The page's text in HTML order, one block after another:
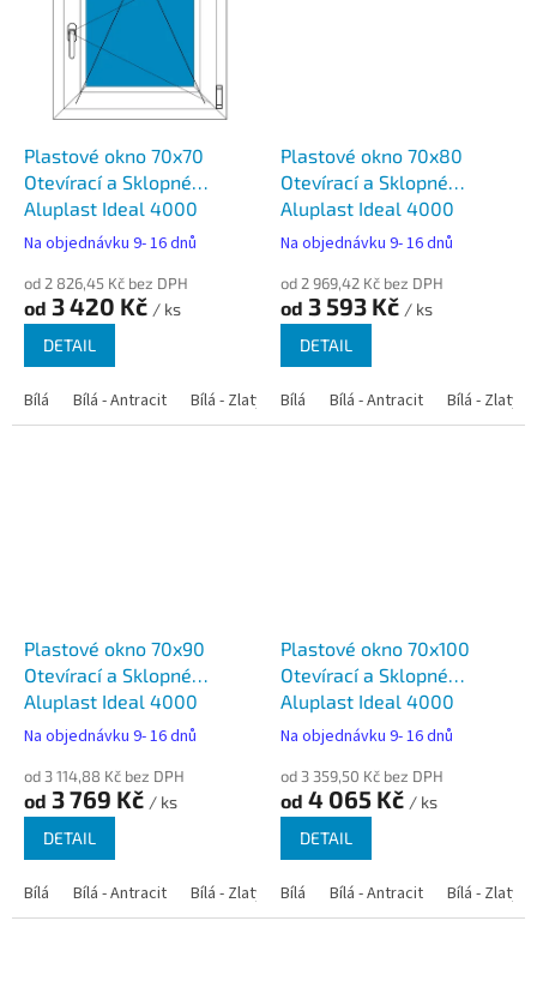
Plastové okno 70x70
Otevírací a Sklopné
Aluplast Ideal 4000
Na objednávku 9- 16 dnů
od 2 826,45 Kč bez DPH
od 3 420 Kč / ks
DETAIL
Bílá Bílá - Antracit Bílá - Zlatý dub Bílá - Tmavý dub Bílá -
Plastové okno 70x80
Otevírací a Sklopné
Aluplast Ideal 4000
Na objednávku 9- 16 dnů
od 2 969,42 Kč bez DPH
od 3 593 Kč / ks
DETAIL
Bílá Bílá - Antracit Bílá - Zlatý
Plastové okno 70x90
Otevírací a Sklopné
Aluplast Ideal 4000
Na objednávku 9- 16 dnů
od 3 114,88 Kč bez DPH
od 3 769 Kč / ks
DETAIL
Bílá Bílá - Antracit Bílá - Zlatý dub Bílá - Tmavý dub Bílá -
Plastové okno 70x100
Otevírací a Sklopné
Aluplast Ideal 4000
Na objednávku 9- 16 dnů
od 3 359,50 Kč bez DPH
od 4 065 Kč / ks
DETAIL
Bílá Bílá - Antracit Bílá - Zlatý